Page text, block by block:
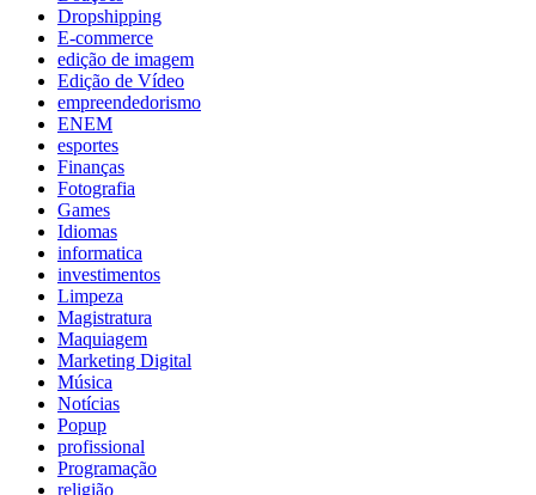
Dropshipping
E-commerce
edição de imagem
Edição de Vídeo
empreendedorismo
ENEM
esportes
Finanças
Fotografia
Games
Idiomas
informatica
investimentos
Limpeza
Magistratura
Maquiagem
Marketing Digital
Música
Notícias
Popup
profissional
Programação
religião